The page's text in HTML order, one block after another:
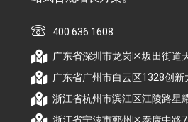
400 636 1608
广东省深圳市龙岗区坂田街道
广东省广州市白云区1328创新
浙江省杭州市滨江区江陵路星